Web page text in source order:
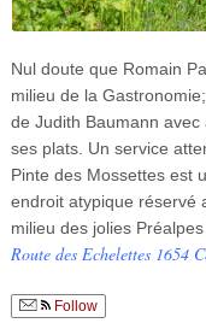
Nul doute que Romain
milieu de la
de Judith Baumann avec
ses plats. Un service
Pinte des Mossettes est
endroit atypique réservé
milieu des jolies
Route des Echelettes 1654
Follow